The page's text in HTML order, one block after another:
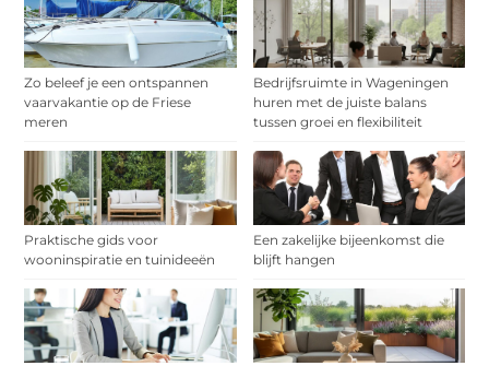
Zo beleef je een ontspannen
vaarvakantie op de Friese
meren
Bedrijfsruimte in Wageningen
huren met de juiste balans
tussen groei en flexibiliteit
Praktische gids voor
wooninspiratie en tuinideeën
Een zakelijke bijeenkomst die
blijft hangen